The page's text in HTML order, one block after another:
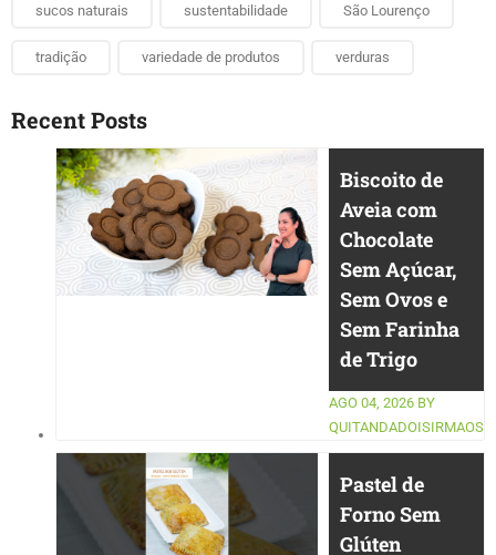
sucos naturais sustentabilidade São Lourenço
tradição variedade de produtos verduras
Recent Posts
Biscoito de
Aveia com
Chocolate
Sem Açúcar,
Sem Ovos e
Sem Farinha
de Trigo
AGO 04, 2026 BY
QUITANDADOISIRMAOS
Pastel de
Forno Sem
Glúten